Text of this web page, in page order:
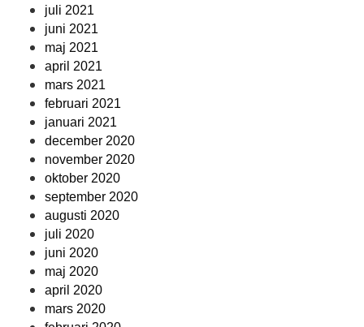
juli 2021
juni 2021
maj 2021
april 2021
mars 2021
februari 2021
januari 2021
december 2020
november 2020
oktober 2020
september 2020
augusti 2020
juli 2020
juni 2020
maj 2020
april 2020
mars 2020